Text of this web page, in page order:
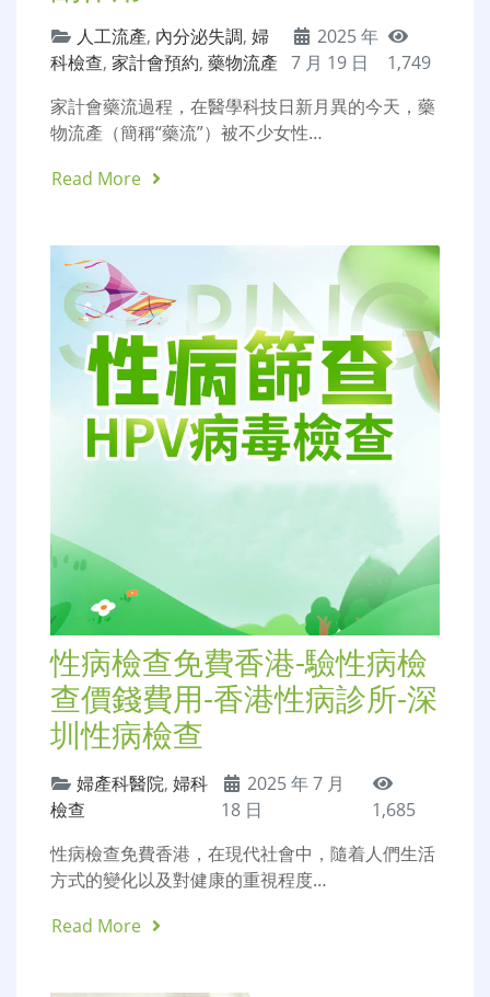
人工流產, 內分泌失調, 婦
科檢查, 家計會預約, 藥物流產
2025 年
7 月 19 日
1,749
家計會藥流過程，在醫學科技日新月異的今天，藥
物流產（簡稱“藥流”）被不少女性…
Read More
性病檢查免費香港-驗性病檢
查價錢費用-香港性病診所-深
圳性病檢查
婦產科醫院, 婦科
檢查
2025 年 7 月
18 日
1,685
性病檢查免費香港，在現代社會中，隨着人們生活
方式的變化以及對健康的重視程度…
Read More